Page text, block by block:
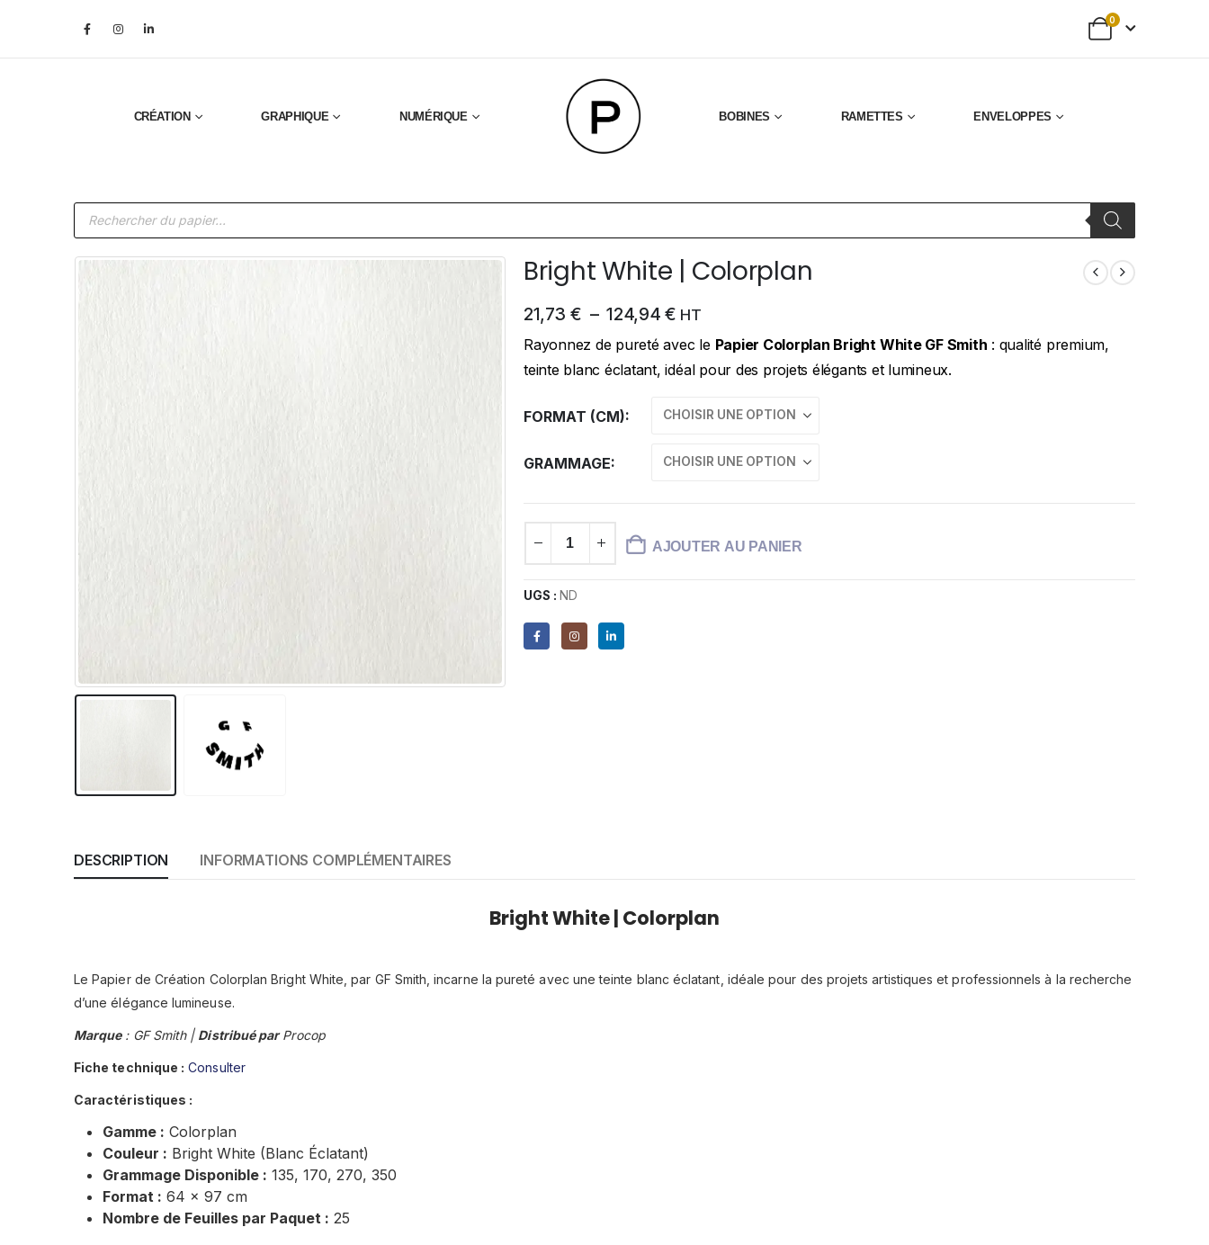
0
CRÉATION GRAPHIQUE NUMÉRIQUE BOBINES RAMETTES ENVELOPPES
Bright White | Colorplan
21,73 € – 124,94 € HT
Rayonnez de pureté avec le Papier Colorplan Bright White GF Smith : qualité premium,
teinte blanc éclatant, idéal pour des projets élégants et lumineux.
FORMAT (CM)
GRAMMAGE
AJOUTER AU PANIER
UGS : ND
DESCRIPTION INFORMATIONS COMPLÉMENTAIRES
Bright White | Colorplan
Le Papier de Création Colorplan Bright White, par GF Smith, incarne la pureté avec une teinte blanc éclatant, idéale pour des projets artistiques et professionnels à la recherche
d’une élégance lumineuse.
Marque: GF Smith | Distribué parProcop
Fiche technique : Consulter
Caractéristiques :
Gamme : Colorplan
Couleur : Bright White (Blanc Éclatant)
Grammage Disponible : 135, 170, 270, 350
Format : 64 x 97 cm
Nombre de Feuilles par Paquet : 25